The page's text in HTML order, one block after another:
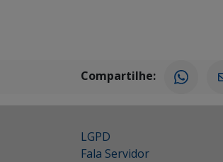
Compartilhe:
LGPD
Fala Servidor